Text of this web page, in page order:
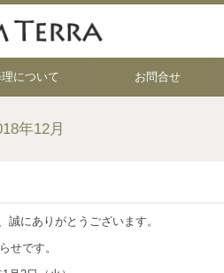
について お問合せ
年12月
誠にありがとうございます。
せです。